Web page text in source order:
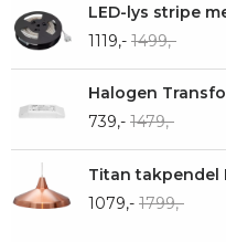
LED-lys stripe
1119,- 1499,-
Halogen
739,- 1479,-
Titan takpendel
1079,- 1799,-